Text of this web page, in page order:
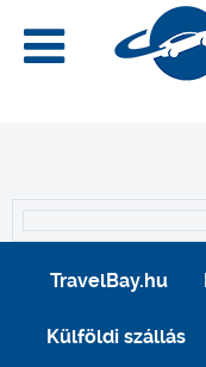
TravelBay.hu
Külföldi szállás